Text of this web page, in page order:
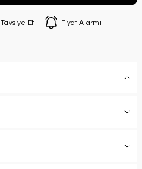
Tavsiye Et Fiyat Alarmı